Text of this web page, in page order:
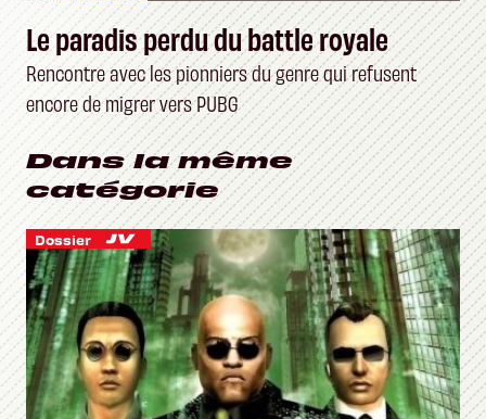
Le paradis perdu du battle royale
Rencontre avec les pionniers du genre qui refusent
encore de migrer vers PUBG
Dans la même
catégorie
Dossier